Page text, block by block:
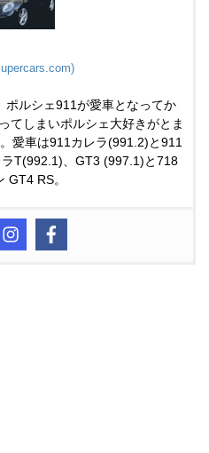
ポルシェ911が愛車となってか
てしまいポルシェ大好きがとま
愛車は911カレラ(991.2)と911
T(992.1)、GT3 (997.1)と718
GT4 RS。